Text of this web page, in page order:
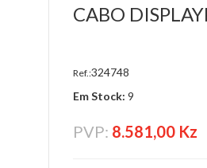
CABO
Ref.:324748
Em Stock: 9
PVP: 8.581,00 Kz